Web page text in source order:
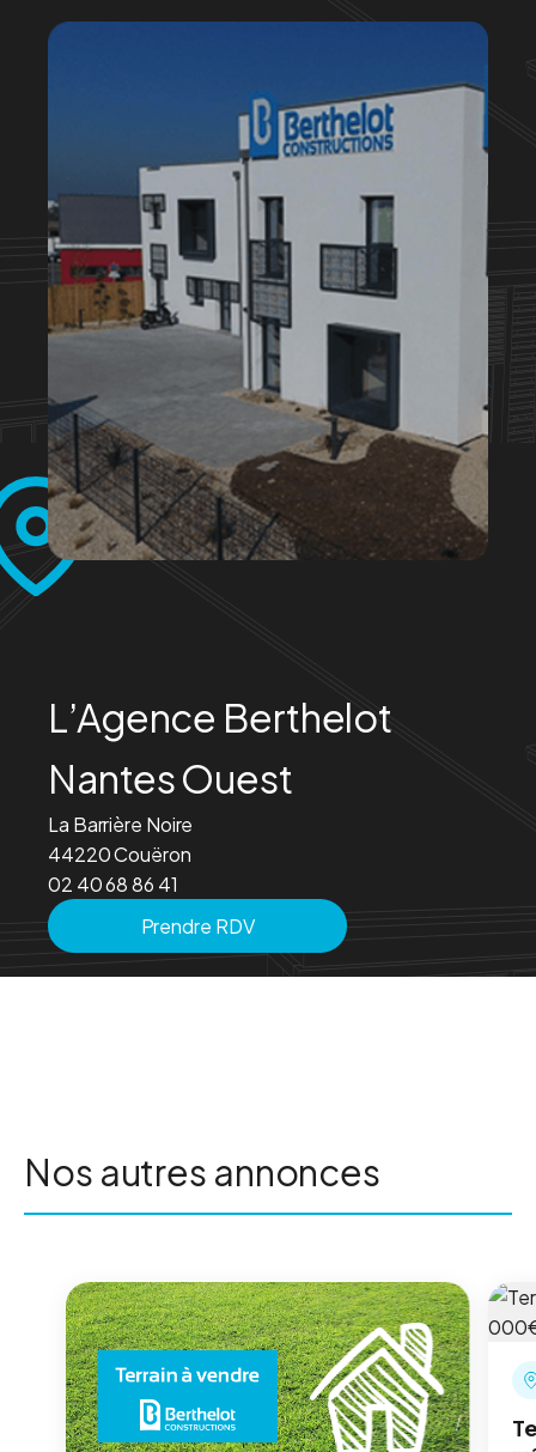
L’Agence Berthelot
Nantes Ouest
La Barrière Noire
44220 Couëron
02 40 68 86 41
Prendre RDV
Nos autres annonces